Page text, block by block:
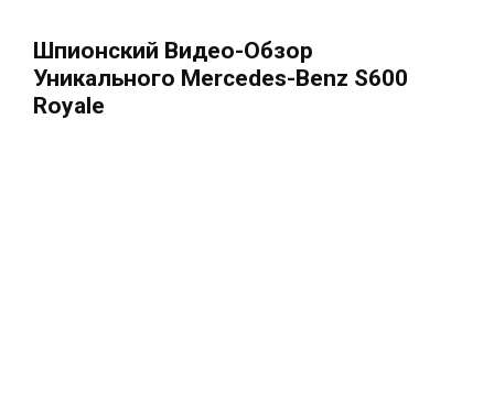
Шпионский Видео-Обзор
Уникального Mercedes-Benz S600
Royale